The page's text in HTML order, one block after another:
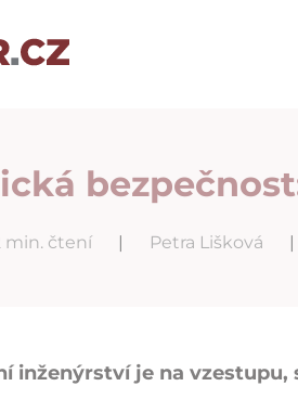
min. čtení | Petra Lišková |
inženýrství je na